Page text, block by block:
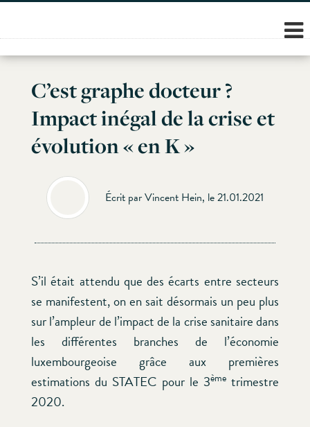
Skip
content
C’est graphe docteur ?
Impact inégal de la crise et
évolution « en K »
Écrit par Vincent Hein, le 21.01.2021
S’il était attendu que des écarts entre secteurs
se manifestent, on en sait désormais un peu plus
sur l’ampleur de l’impact de la crise sanitaire dans
les différentes branches de l’économie
luxembourgeoise grâce aux premières
estimations du STATEC pour le 3èmetrimestre
2020.